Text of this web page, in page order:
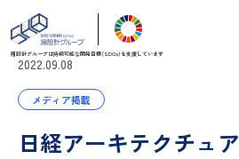
翔設計グループは持続可能な開発目標（SDGs）を支援しています
2022.09.08
日経アーキテクチュ
メディア掲載